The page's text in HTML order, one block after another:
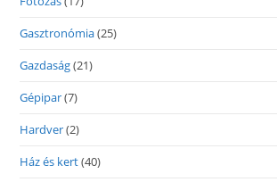
Gasztronómia(25)
Gazdaság(21)
Gépipar(7)
Hardver(2)
Ház és kert(40)